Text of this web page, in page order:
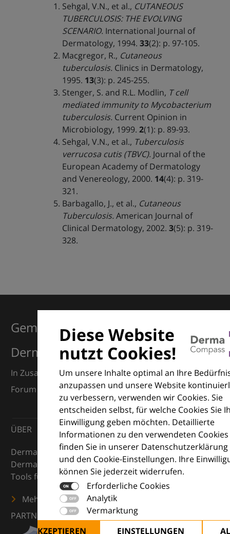
Sehgal, V.N., et al., CUTANEOUS
TUBERCULOSIS: THE EVOLVING
SCENARIO. International Journal of
Dermatology, 1994. 33(2): p. 97-105.
Macgregor, R., Cutaneous
tuberculosis. Clinics in Dermatology,
1995. 13(3): p. 245-255.
Stenger, S. and R.L. Modlin, T cell
mediated immunity to Mycobacterium
tuberculosis. Current Opinion in
Microbiology, 1999. 2(1): p. 89-93.
Sehgal, V.N., et al., Tuberculosis
verrucosa cutis (TBVC). Journal of the
European Academy of Dermatology
and Venereology, 2000. 14(4): p. 319-
321.
Barbagallo, J., et al., Cutaneous
Tuberculosis. American Journal of
Clinical Dermatology, 2002. 3(5): p. 319-
328.
Diese Website
nutzt Cookies!
Um unsere Inhalte optimal an Ihre
anzupassen und unsere Website
zu verbessern, verwenden wir Cookies. Sie
entscheiden selbst, für welche Cookies Sie
Einwilligung geben möchten. Detaillierte
Informationen zu den verwendeten Cookies
finden Sie in unserer Datenschutzerklärung
und den Cookie-Einstellungen. Ihre
können Sie jederzeit widerrufen.
Erforderliche Cookies
Analytik
Vermarktung
ALLE AKZEPTIEREN
EINSTELLUNGEN
Gemeinsam für Exzellenz in der
Dermatologie
In Zusammenarbeit mit dem European Dermatology
Forum (EDF) und Euroderm Excellence
ÜBER
DermaCompass ist Ihr digitaler Kompass für die
Dermatologie – mit Wissen, Bildern und praktischen
Tools für den klinischen Alltag.
Mehr erfahren
PARTNER